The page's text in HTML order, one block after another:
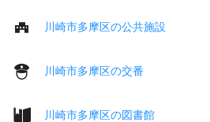
川崎市多摩区の公共施設
川崎市多摩区の交番
川崎市多摩区の図書館